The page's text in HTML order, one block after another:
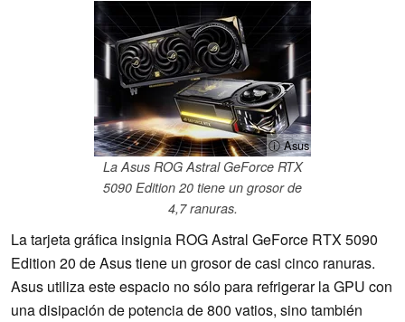
ⓘ Asus
La Asus ROG Astral GeForce RTX
5090 Edition 20 tiene un grosor de
4,7 ranuras.
La tarjeta gráfica insignia ROG Astral GeForce RTX 5090
Edition 20 de Asus tiene un grosor de casi cinco ranuras.
Asus utiliza este espacio no sólo para refrigerar la GPU con
una disipación de potencia de 800 vatios, sino también